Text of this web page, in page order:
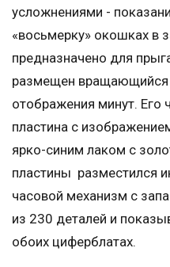
усложнениями -
«восьмерку» окошках в
предназначено для
размещен вращающийся
отображения минут. Его
пластина с
ярко-синим лаком с
пластины разместился
часовой механизм с
из 230 деталей и
обоих циферблатах.